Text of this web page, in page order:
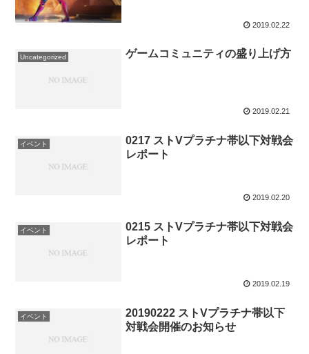
2019.02.22
Uncategorized ゲームコミュニティの盛り上げ方
2019.02.21
イベント
0217 ストVプラチナ帯以下対戦会
レポート
2019.02.20
イベント
0215 ストVプラチナ帯以下対戦会
レポート
2019.02.19
イベント
20190222 ストVプラチナ帯以下
対戦会開催のお知らせ